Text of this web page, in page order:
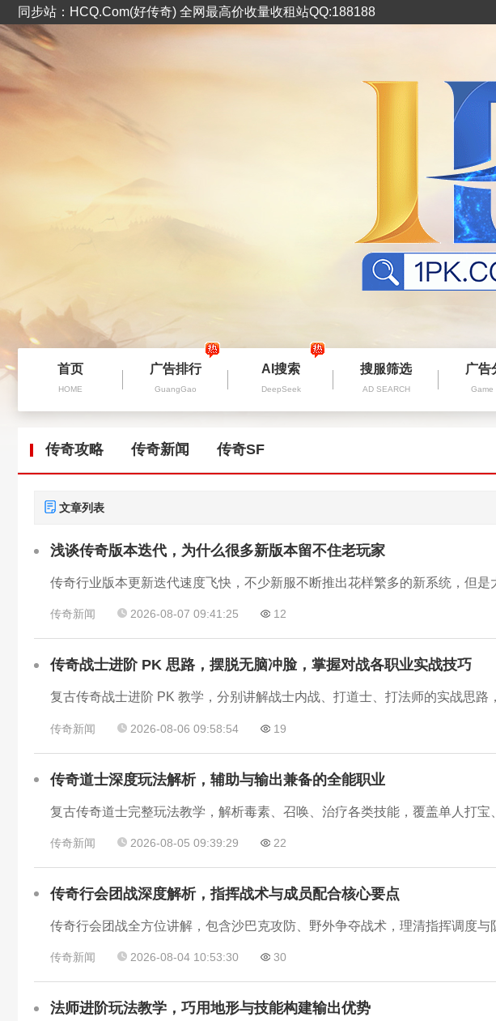
同步站：HCQ.Com(好传奇) 全网最高价收量收租站QQ:188188
首页
HOME
广告排行
GuangGao
AI搜索
DeepSeek
搜服筛选
AD SEARCH
广告
Game
传奇攻略 传奇新闻 传奇SF
文章列表
浅谈传奇版本迭代，为什么很多新版本留不住老玩家
传奇新闻 2026-08-07 09:41:25 12
传奇战士进阶 PK 思路，摆脱无脑冲脸，掌握对战各职业实战技巧
复古传奇战士进阶 PK 教学，分别讲解战士内战、打道士、打法师的实战思路
传奇新闻 2026-08-06 09:58:54 19
传奇道士深度玩法解析，辅助与输出兼备的全能职业
复古传奇道士完整玩法教学，解析毒素、召唤、治疗各类技能，覆盖单人打宝
传奇新闻 2026-08-05 09:39:29 22
传奇行会团战深度解析，指挥战术与成员配合核心要点
传奇行会团战全方位讲解，包含沙巴克攻防、野外争夺战术，理清指挥调度与
传奇新闻 2026-08-04 10:53:30 30
法师进阶玩法教学，巧用地形与技能构建输出优势